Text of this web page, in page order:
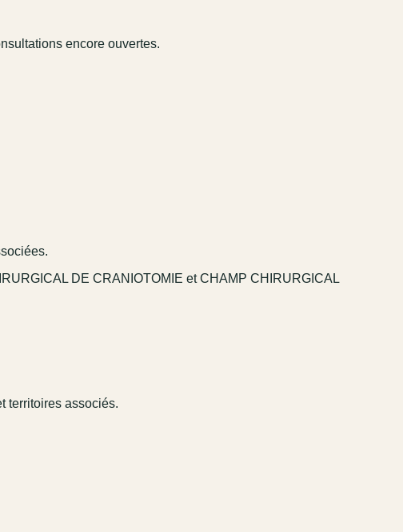
encore ouvertes.
DE CRANIOTOMIE et CHAMP CHIRURGICAL
territoires associés.